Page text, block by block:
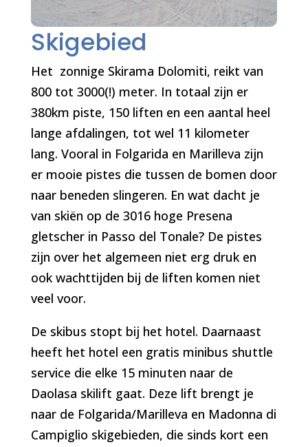
Skigebied
Het zonnige Skirama Dolomiti, reikt van
800 tot 3000(!) meter. In totaal zijn er
380km piste, 150 liften en een aantal heel
lange afdalingen, tot wel 11 kilometer
lang. Vooral in Folgarida en Marilleva zijn
er mooie pistes die tussen de bomen door
naar beneden slingeren. En wat dacht je
van skiën op de 3016 hoge Presena
gletscher in Passo del Tonale? De pistes
zijn over het algemeen niet erg druk en
ook wachttijden bij de liften komen niet
veel voor.
De skibus stopt bij het hotel. Daarnaast
heeft het hotel een gratis minibus shuttle
service die elke 15 minuten naar de
Daolasa skilift gaat. Deze lift brengt je
naar de Folgarida/Marilleva en Madonna di
Campiglio skigebieden, die sinds kort een